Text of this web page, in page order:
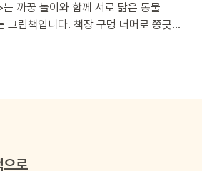
까꿍 놀이와 함께 서로 닮은 동물
그림책입니다. 책장 구멍 너머로 쫑긋
은 귀를 가진 당나귀가 보여요. 생쥐와
린이들이 사랑의 기쁨을 알고 마음을
랍니다.
로